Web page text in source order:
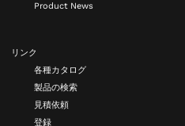
Product News
リンク
各種カタログ
製品の検索
見積依頼
登録